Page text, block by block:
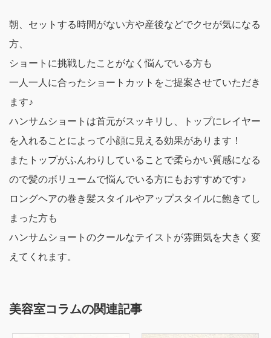
朝、セットする時間がない方や産後などでクセが気になる
方、
ショートに挑戦したことがなく悩んでいる方も
一人一人に合ったショートカットをご提案させていただき
ます♪
ハンサムショートは首元がスッキリし、トップにレイヤー
を入れることによって小顔に見える効果があります！
またトップがふんわりしていることで柔らかい質感になる
ので髪のボリュームで悩んでいる方にもおすすめです♪
ロングヘアの巻き髪スタイルやアップスタイルに飽きてし
まった方も
ハンサムショートのクールなテイストが雰囲気を大きく変
えてくれます。
美容室コラムの関連記事